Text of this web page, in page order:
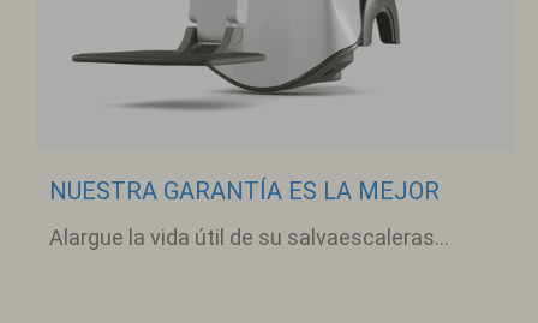
NUESTRA GARANTÍA ES LA MEJOR
Alargue la vida útil de su salvaescaleras...